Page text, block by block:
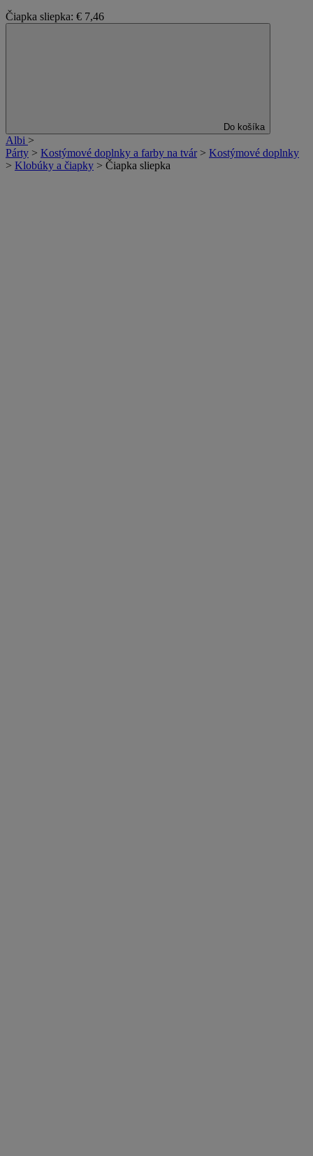
Čiapka sliepka: € 7,46
Do košíka
Albi >
Párty > Kostýmové doplnky a farby na tvár > Kostýmové doplnky
> Klobúky a čiapky > Čiapka sliepka